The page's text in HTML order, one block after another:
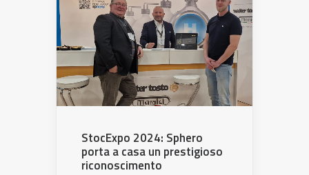
StocExpo 2024: Sphero
porta a casa un prestigioso
riconoscimento